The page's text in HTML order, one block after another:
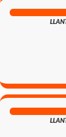
ACTUAL
PRECIO
PRECIO
ACTUAL